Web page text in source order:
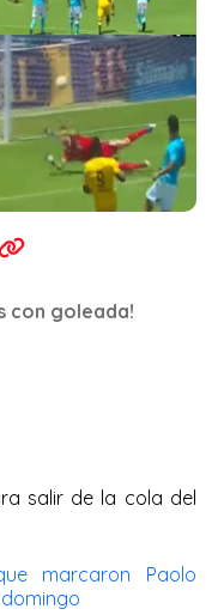
con goleada!
salir de la cola del
marcaron Paolo